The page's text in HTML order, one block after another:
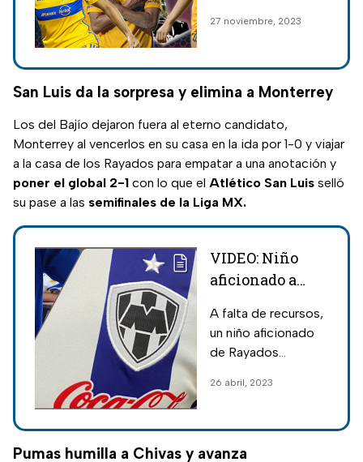
la Liga MX
de Tigres de
nuevas campeonas
de la Liga MX
27 noviembre, 2023
San Luis da la sorpresa y elimina a Monterrey
Los del Bajío dejaron fuera al eterno candidato,
Monterrey al vencerlos en su casa en la ida por 1-0 y viajar
a la casa de los Rayados para empatar a una anotación y
poner el global 2-1 con lo que el Atlético San Luis selló
su pase a las semifinales de la Liga MX.
VIDEO: Niño
aficionado a
Monterrey crea
propia playera y
A falta de recursos,
un niño aficionado
de Rayados
propia playera para
dínamica en su
escuela, su historia
26 abril, 2023
Pumas humilla a Chivas y avanza